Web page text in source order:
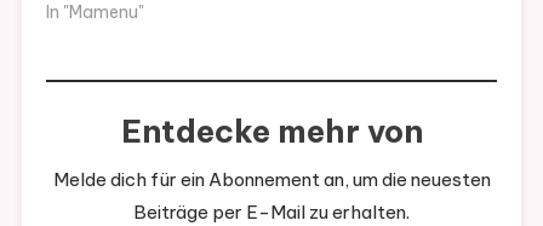
In "Mamenu"
Entdecke mehr von
Melde dich für ein Abonnement an, um die neuesten
Beiträge per E-Mail zu erhalten.